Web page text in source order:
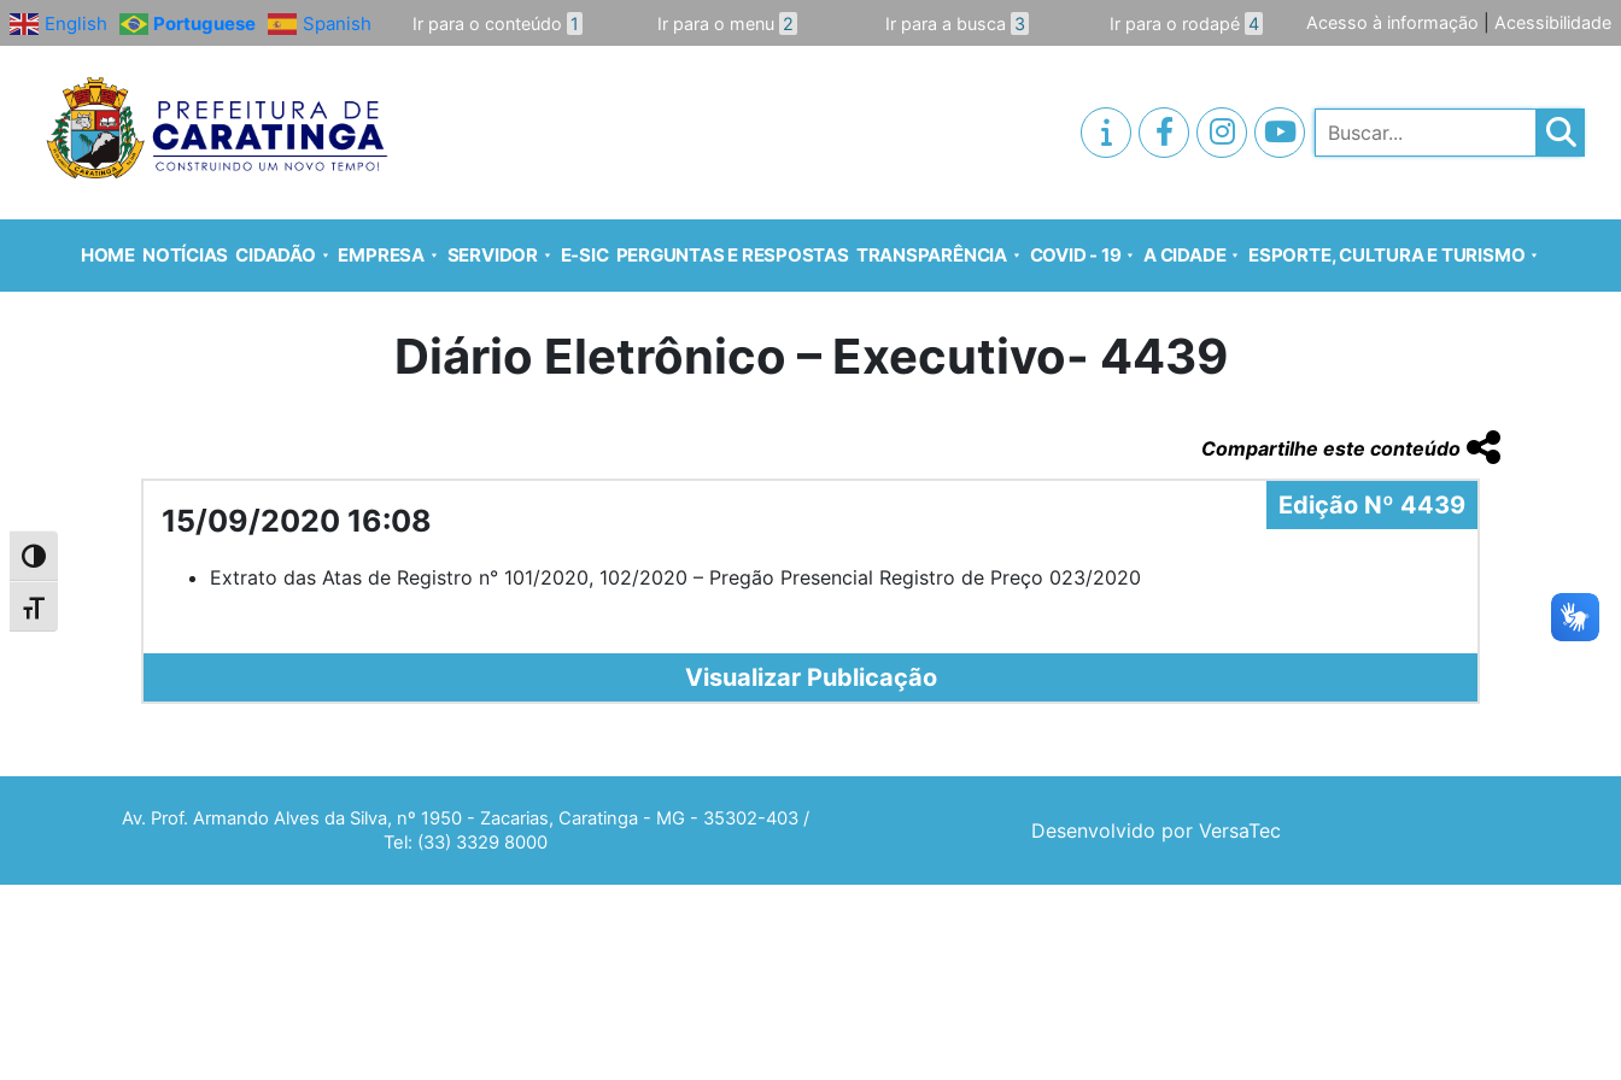
Alternar alto contraste
Alternar tamanho da fonte
English Portuguese Spanish Ir para o conteúdo 1 Ir para o menu 2 Ir para a busca 3 Ir para o rodapé 4 Acesso à informação Acessibilidade
Pesquisar
HOME NOTÍCIAS CIDADÃO EMPRESA SERVIDOR E-SIC PERGUNTAS E RESPOSTAS TRANSPARÊNCIA COVID - 19 A CIDADE ESPORTE, CULTURA E TURISMO
Diário Eletrônico – Executivo- 4439
Compartilhe este conteúdo
Edição Nº 4439
15/09/2020 16:08
Extrato das Atas de Registro n° 101/2020, 102/2020 – Pregão Presencial Registro de Preço 023/2020
Visualizar Publicação
Av. Prof. Armando Alves da Silva, nº 1950 - Zacarias, Caratinga - MG - 35302-403 /
Tel: (33) 3329 8000
Desenvolvido por VersaTec